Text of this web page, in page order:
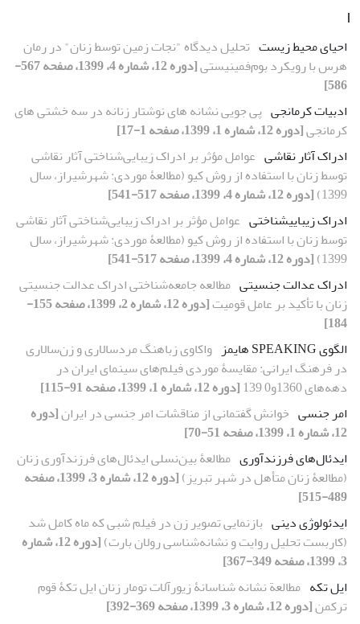
ا
احیای محیط زیست تحلیل دیدگاه "نجات زمین توسط زنان" در رمان
هرس با رویکرد بوم‌فمینیستی
[دوره 12، شماره 4، 1399، صفحه 567-
586]
ادبیات کرمانجی پی‏ جویی نشانه ‏های نوشتار زنانه در سه‏ خشتی‏ های
کرمانجی[دوره 12، شماره 1، 1399، صفحه 1-17]
ادراک آثار نقاشی عوامل مؤثر بر ادراک زیبایی‌‌شناختی آثار نقاشی
توسط زنان با استفاده از روش کیو (مطالعۀ موردی: شهرشیراز، سال
1399) [دوره 12، شماره 4، 1399، صفحه 517-541]
ادراک‏‏ زیبایی‏‏شناختی عوامل مؤثر بر ادراک زیبایی‌‌شناختی آثار نقاشی
توسط زنان با استفاده از روش کیو (مطالعۀ موردی: شهرشیراز، سال
1399) [دوره 12، شماره 4، 1399، صفحه 517-541]
ادراک عدالت جنسیتی مطالعه جامعه‏‌شناختی ادراک عدالت جنسیتی
زنان با تأکید بر عامل قومیت
[دوره 12، شماره 2، 1399، صفحه 155-
184]
الگوی SPEAKING هایمز
واکاوی زباهنگ مردسالاری و زن‌سالاری
در فرهنگ ایرانی: مقایسۀ موردی فیلم‌های سینمای ایران در
دهه‌های 1360و0 139
[دوره 12، شماره 1، 1399، صفحه 91-115]
امر جنسی خوانش گفتمانی از مناقشات امر جنسی در ایران[دوره
12، شماره 1، 1399، صفحه 51-70]
ایدئال‌های فرزندآوری مطالعۀ بین‌نسلی ایدئال‌های فرزندآوری زنان
(مطالعۀ زنان متأهل در شهر تبریز)
[دوره 12، شماره 3، 1399، صفحه
489-515]
ایدئولوژی دینی بازنمایی تصویر زن در فیلم شبی که ماه کامل شد
(کاربست تحلیل روایت و نشانه‌شناسی رولان بارت)
[دوره 12، شماره
3، 1399، صفحه 349-367]
ایل تکه مطالعة نشانه‏ شناسانۀ زیورآلات تومار زنان ایل تکۀ قوم
ترکمن[دوره 12، شماره 3، 1399، صفحه 369-392]